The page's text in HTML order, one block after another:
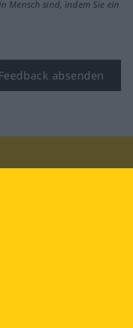
Mensch sind, indem Sie ein
Feedback absenden